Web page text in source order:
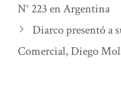
N° 223 en Argentina
Diarco presentó a
Comercial, Diego